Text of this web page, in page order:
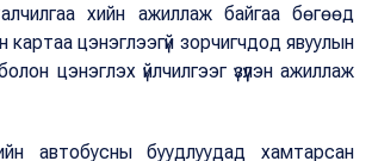
хийн ажиллаж байгаа бөгөөд
картаа цэнэглээгүй зорчигчдод явуулын
цэнэглэх үйлчилгээг үзүүлэн ажиллаж
автобусны буудлуудад хамтарсан